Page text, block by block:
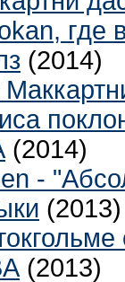
где
(2014)
(2014)
-
(2013)
(2013)